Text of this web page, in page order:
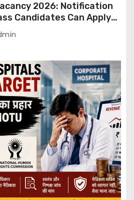
2026: Notification
Candidates Can Apply